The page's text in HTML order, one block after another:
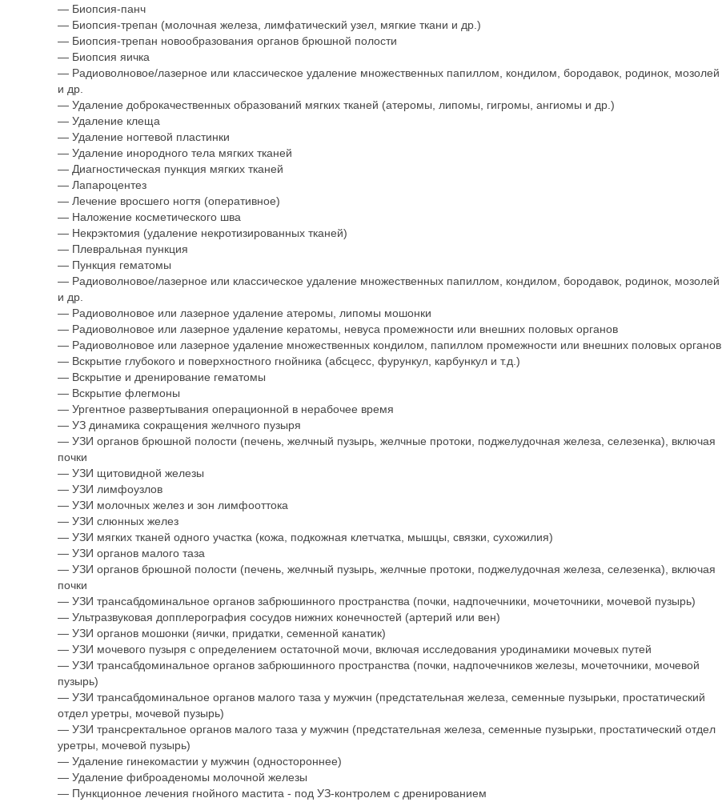
— Биопсия-панч
— Биопсия-трепан (молочная железа, лимфатический узел, мягкие ткани и др.)
— Биопсия-трепан новообразования органов брюшной полости
— Биопсия яичка
— Радиоволновое/лазерное или классическое удаление множественных папиллом, кондилом, бородавок, родинок, мозолей
и др.
— Удаление доброкачественных образований мягких тканей (атеромы, липомы, гигромы, ангиомы и др.)
— Удаление клеща
— Удаление ногтевой пластинки
— Удаление инородного тела мягких тканей
— Диагностическая пункция мягких тканей
— Лапароцентез
— Лечение вросшего ногтя (оперативное)
— Наложение косметического шва
— Некрэктомия (удаление некротизированных тканей)
— Плевральная пункция
— Пункция гематомы
— Радиоволновое/лазерное или классическое удаление множественных папиллом, кондилом, бородавок, родинок, мозолей
и др.
— Радиоволновое или лазерное удаление атеромы, липомы мошонки
— Радиоволновое или лазерное удаление кератомы, невуса промежности или внешних половых органов
— Радиоволновое или лазерное удаление множественных кондилом, папиллом промежности или внешних половых органов
— Вскрытие глубокого и поверхностного гнойника (абсцесс, фурункул, карбункул и т.д.)
— Вскрытие и дренирование гематомы
— Вскрытие флегмоны
— Ургентное развертывания операционной в нерабочее время
— УЗ динамика сокращения желчного пузыря
— УЗИ органов брюшной полости (печень, желчный пузырь, желчные протоки, поджелудочная железа, селезенка), включая
почки
— УЗИ щитовидной железы
— УЗИ лимфоузлов
— УЗИ молочных желез и зон лимфооттока
— УЗИ слюнных желез
— УЗИ мягких тканей одного участка (кожа, подкожная клетчатка, мышцы, связки, сухожилия)
— УЗИ органов малого таза
— УЗИ органов брюшной полости (печень, желчный пузырь, желчные протоки, поджелудочная железа, селезенка), включая
почки
— УЗИ трансабдоминальное органов забрюшинного пространства (почки, надпочечники, мочеточники, мочевой пузырь)
— Ультразвуковая допплерография сосудов нижних конечностей (артерий или вен)
— УЗИ органов мошонки (яички, придатки, семенной канатик)
— УЗИ мочевого пузыря с определением остаточной мочи, включая исследования уродинамики мочевых путей
— УЗИ трансабдоминальное органов забрюшинного пространства (почки, надпочечников железы, мочеточники, мочевой
пузырь)
— УЗИ трансабдоминальное органов малого таза у мужчин (предстательная железа, семенные пузырьки, простатический
отдел уретры, мочевой пузырь)
— УЗИ трансректальное органов малого таза у мужчин (предстательная железа, семенные пузырьки, простатический отдел
уретры, мочевой пузырь)
— Удаление гинекомастии у мужчин (одностороннее)
— Удаление фиброаденомы молочной железы
— Пункционное лечения гнойного мастита - под УЗ-контролем с дренированием